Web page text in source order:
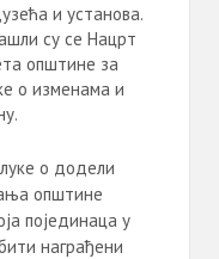
и установа.
су се Нацрт
општине за
о изменама и
о додели
општине
појединаца у
награђени